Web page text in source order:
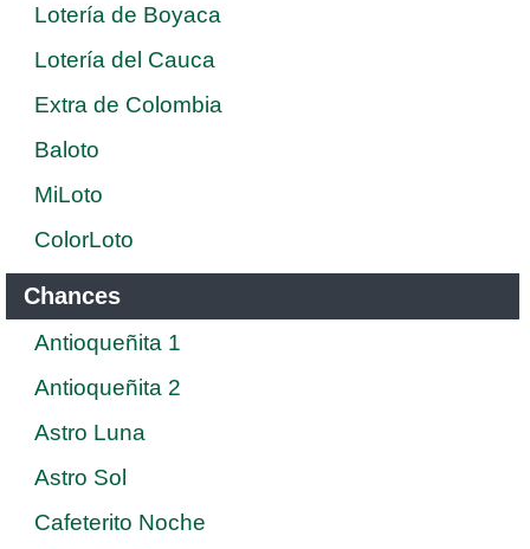
Lotería de Boyaca
Lotería del Cauca
Extra de Colombia
Baloto
MiLoto
ColorLoto
Chances
Antioqueñita 1
Antioqueñita 2
Astro Luna
Astro Sol
Cafeterito Noche